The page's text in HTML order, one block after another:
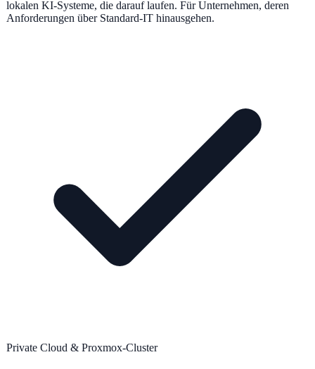
lokalen KI-Systeme, die darauf laufen. Für Unternehmen, deren
Anforderungen über Standard-IT hinausgehen.
Private Cloud & Proxmox-Cluster